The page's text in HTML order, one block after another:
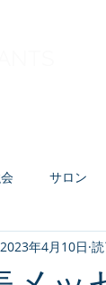
サロン
人材育成
2023年4月10日